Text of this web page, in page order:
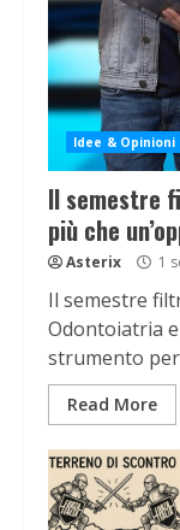
Idee & Opinioni
Il semestre
più che
Asterix 1
Il semestre
Odontoiatria
strumento
Read More